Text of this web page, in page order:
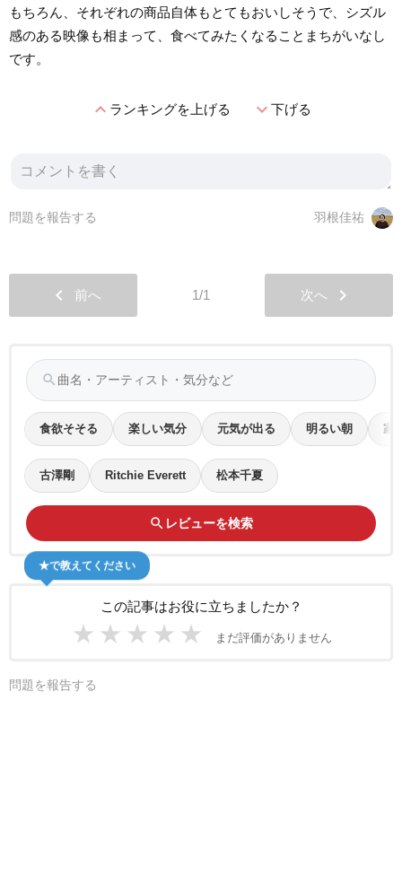
もちろん、それぞれの商品自体もとてもおいしそうで、シズル
感のある映像も相まって、食べてみたくなることまちがいなし
です。
expand_lessランキングを上げる expand_more下げる
羽根佳祐
問題を報告する
chevron_left 前へ 1/1 次へ chevron_right
search
食欲そそる 楽しい気分 元気が出る 明るい朝 家
古澤剛 Ritchie Everett 松本千夏
search レビューを検索
この記事はお役に立ちましたか？
★ ★ ★ ★ ★ まだ評価がありません
★で教えてください
問題を報告する